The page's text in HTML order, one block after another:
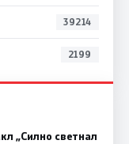
39214
2199
„Силно светнал